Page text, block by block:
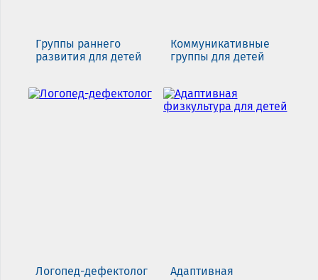
Группы раннего
развития для детей
Коммуникативные
группы для детей
Логопед-дефектолог
Адаптивная